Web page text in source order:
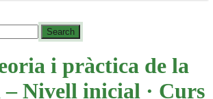
i pràctica de la
Nivell inicial · Curs